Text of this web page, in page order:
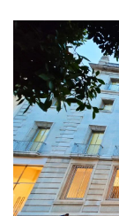
人
物
寺
院
巡
礼
登录